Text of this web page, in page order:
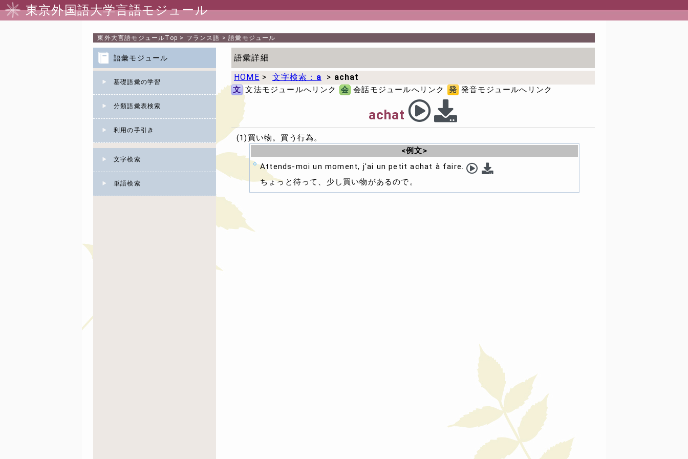
東京外国語大学言語モジュール
東外大言語モジュールTop > フランス語 >語彙モジュール
語彙モジュール
基礎語彙の学習
分類語彙表検索
利用の手引き
文字検索
単語検索
語彙詳細
HOME > 文字検索： a > achat
文 文法モジュールへリンク 会 会話モジュールへリンク 発 発音モジュールへリンク
achat
(1)買い物。買う行為。
<例文>
Attends-moi un moment, j'ai un petit achat à faire.
ちょっと待って、少し買い物があるので。